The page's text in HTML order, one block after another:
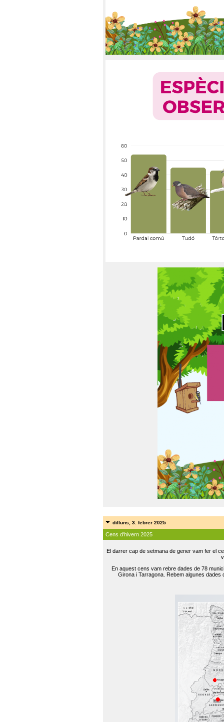
dilluns, 3. febrer 2025
Cens d'hivern 2025
El darrer cap de setmana de gener vam fer el
En aquest cens vam rebre dades de 78
Girona i Tarragona. Rebem algunes